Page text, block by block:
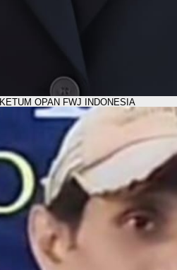
KETUM OPAN FWJ INDONESIA